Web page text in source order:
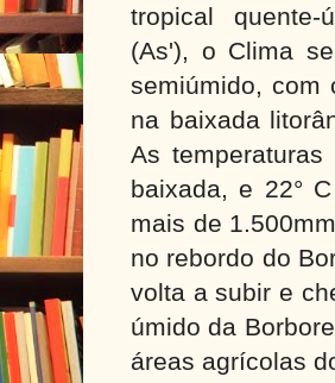
tropical
(As'), o Clima
semiúmido, com
na baixada
As
baixada, e 22°
mais de
no rebordo do
volta a subir e
úmido da
áreas agrícolas